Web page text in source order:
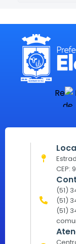
CEP:
(51)
(51)
(51)